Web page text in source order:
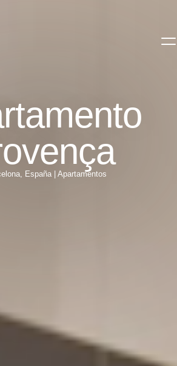
, España| Apartamentos